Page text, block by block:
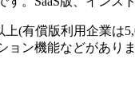
(有償版利用企業
ン機能などがありま